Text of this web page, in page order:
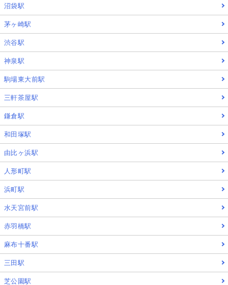
沼袋駅
茅ヶ崎駅
渋谷駅
神泉駅
駒場東大前駅
三軒茶屋駅
鎌倉駅
和田塚駅
由比ヶ浜駅
人形町駅
浜町駅
水天宮前駅
赤羽橋駅
麻布十番駅
三田駅
芝公園駅